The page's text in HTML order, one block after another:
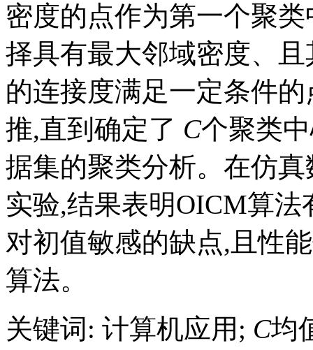
密度的点作为第一个聚
择具有最大邻域密度、
的连接度满足一定条件
推,直到确定了 C个聚类
据集的聚类分析。在仿
实验,结果表明OICM算
对初值敏感的缺点,且性
算法。
关键词 : 计算机应用 ; C均